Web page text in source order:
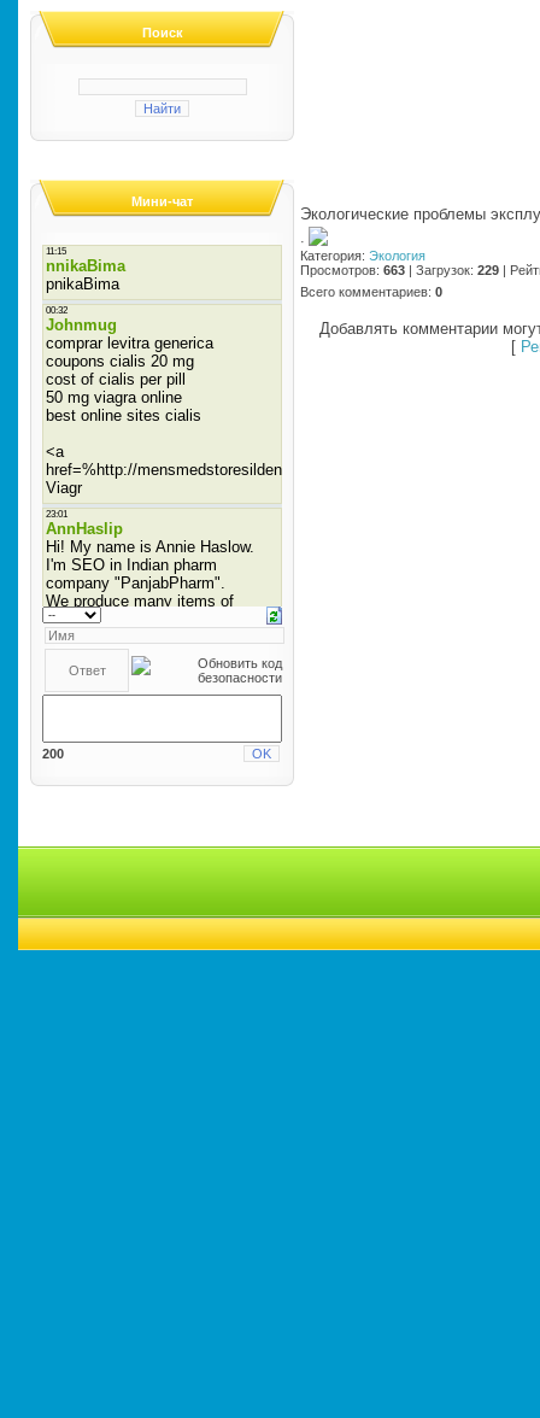
Поиск
Мини-чат
200
Экологические проблемы
·
Категория: Экология
Просмотров: 663 | Загрузок: 229 |
Всего комментариев: 0
Добавлять комментарии
[